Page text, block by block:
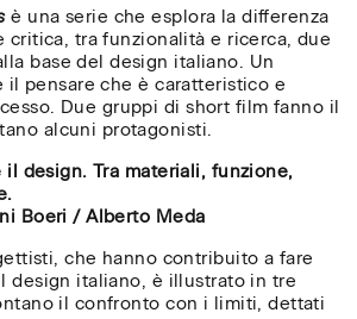
è una serie che esplora la differenza
critica, tra funzionalità e ricerca, due
base del design italiano. Un
il pensare che è caratteristico e
Due gruppi di short film fanno il
alcuni protagonisti.
il design. Tra materiali, funzione,
Boeri / Alberto Meda
che hanno contribuito a fare
design italiano, è illustrato in tre
il confronto con i limiti, dettati